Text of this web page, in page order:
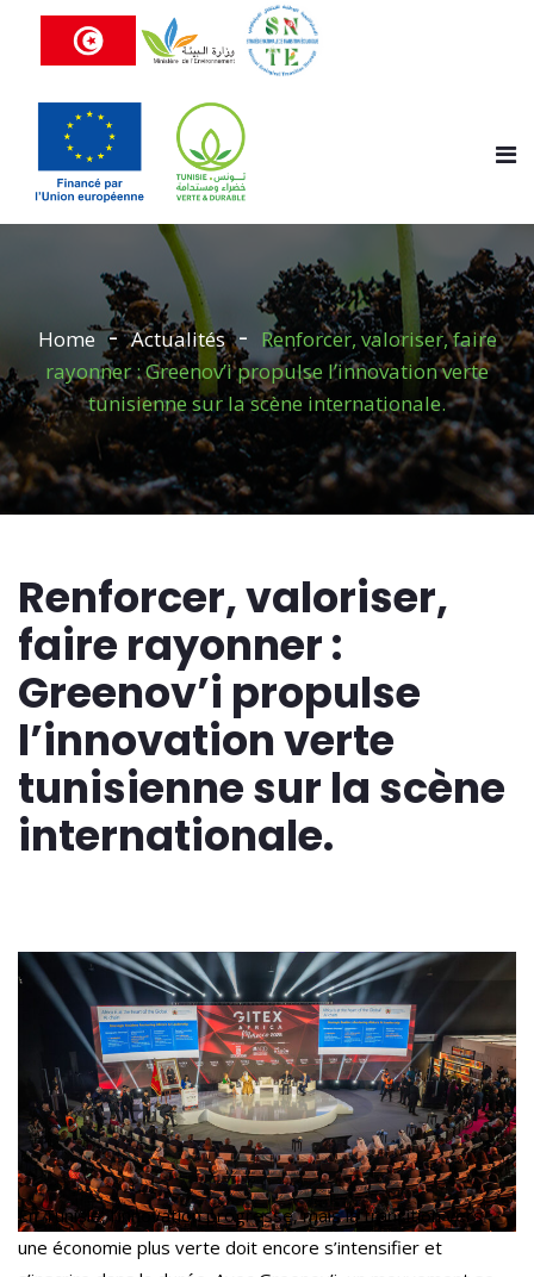
Home Actualités
Renforcer, valoriser, faire
rayonner : Greenov’i propulse l’innovation verte
tunisienne sur la scène internationale.
Renforcer, valoriser,
faire rayonner :
Greenov’i propulse
l’innovation verte
tunisienne sur la scène
internationale.
En Tunisie, l’innovation progresse, mais la transition vers
une économie plus verte doit encore s’intensifier et